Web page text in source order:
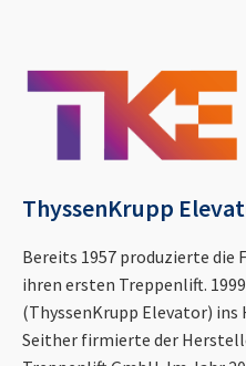
ThyssenKrupp
Bereits 1957 produzierte die
ihren ersten Treppenlift.
(ThyssenKrupp Elevator)
Seither firmierte der